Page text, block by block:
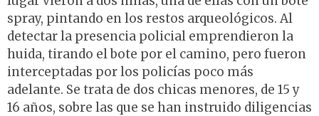
spray, pintando en los restos arqueológicos. Al
detectar la presencia policial emprendieron la
huida, tirando el bote por el camino, pero fueron
interceptadas por los policías poco más
adelante. Se trata de dos chicas menores, de 15 y
16 años, sobre las que se han instruido diligencias